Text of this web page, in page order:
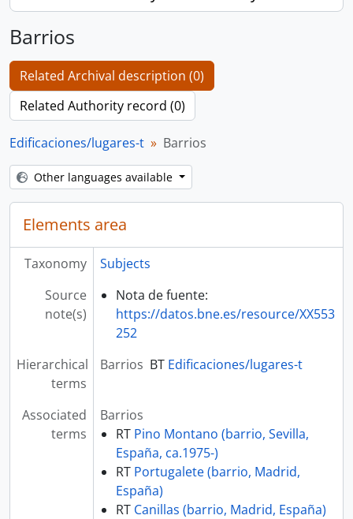
Barrios
Related Archival description (0)
Related Authority record (0)
Edificaciones/lugares-t Barrios
Other languages available
Elements area
Taxonomy
Subjects
Source
note(s)
Nota de fuente:
https://datos.bne.es/resource/XX553
252
Hierarchical
terms
Barrios BT Edificaciones/lugares-t
Associated
terms
Barrios
RT Pino Montano (barrio, Sevilla,
España, ca.1975-)
RT Portugalete (barrio, Madrid,
España)
RT Canillas (barrio, Madrid, España)